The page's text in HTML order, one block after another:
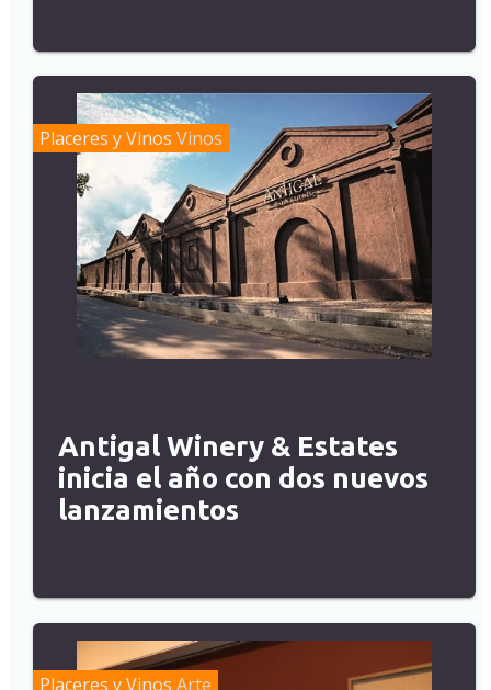
Placeres y Vinos Vinos
Antigal Winery & Estates
inicia el año con dos nuevos
lanzamientos
Placeres y Vinos Arte